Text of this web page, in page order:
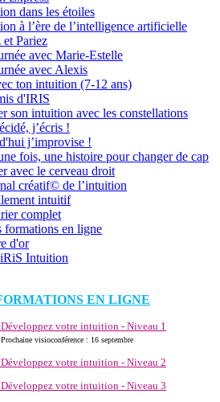
dans les étoiles
à l’ère de l’intelligence artificielle
Pariez
avec Marie-Estelle
avec Alexis
ton intuition (7-12 ans)
d'IRIS
son intuition avec les constellations
j’écris !
j’improvise !
fois, une histoire pour changer de cap
avec le cerveau droit
créatif© de l’intuition
intuitif
complet
formations en ligne
d'or
Intuition
EN LIGNE
votre intuition - Niveau 1
Prochaine visioconférence : 16 septembre
votre intuition - Niveau 2
votre intuition - Niveau 3